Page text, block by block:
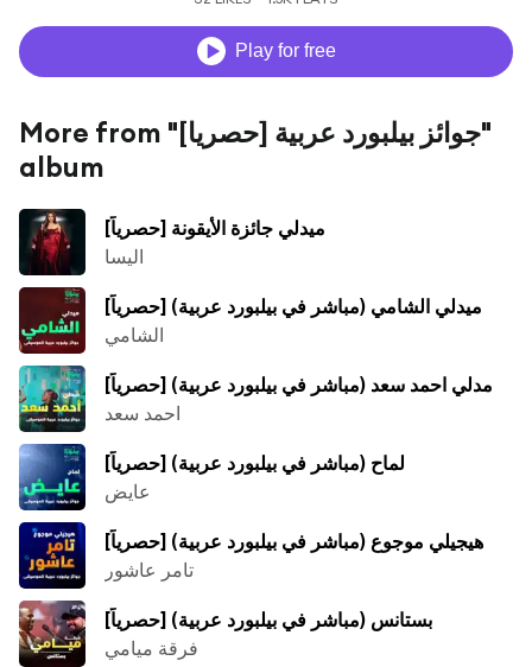
Play for free
More from "جوائز بيلبورد عربية [حصريا]"
album
ميدلي جائزة الأيقونة [حصرياً]
اليسا
ميدلي الشامي (مباشر في بيلبورد عربية) [حصرياً]
الشامي
مدلي احمد سعد (مباشر في بيلبورد عربية) [حصرياً]
احمد سعد
لماح (مباشر في بيلبورد عربية) [حصرياً]
عايض
هيجيلي موجوع (مباشر في بيلبورد عربية) [حصرياً]
تامر عاشور
بستانس (مباشر في بيلبورد عربية) [حصرياً]
فرقة ميامي